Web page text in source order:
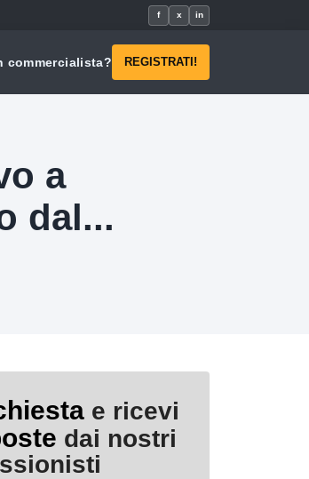
f x in
commercialista? REGISTRATI!
a
dal...
e ricevi
dai nostri